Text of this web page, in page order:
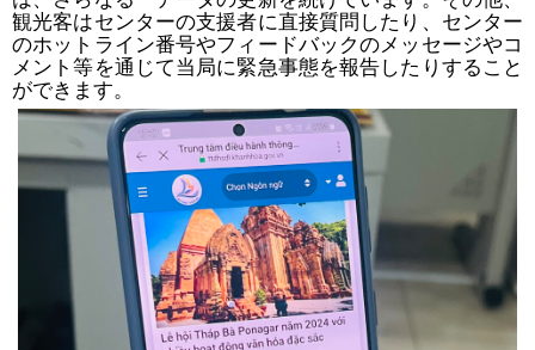
観光客はセンターの支援者に直接質問したり、センター
のホットライン番号やフィードバックのメッセージやコ
メント等を通じて当局に緊急事態を報告したりすること
ができます。